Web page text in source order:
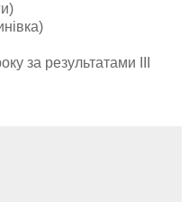
за результатами ІІІ